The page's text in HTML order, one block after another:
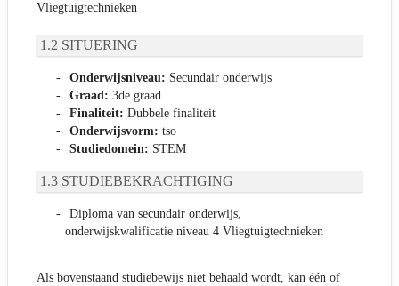
Vliegtuigtechnieken
SITUERING
Onderwijsniveau: Secundair onderwijs
Graad: 3de graad
Finaliteit: Dubbele finaliteit
Onderwijsvorm: tso
Studiedomein: STEM
STUDIEBEKRACHTIGING
Diploma van secundair onderwijs,
onderwijskwalificatie niveau 4 Vliegtuigtechnieken
Als bovenstaand studiebewijs niet behaald wordt, kan één of